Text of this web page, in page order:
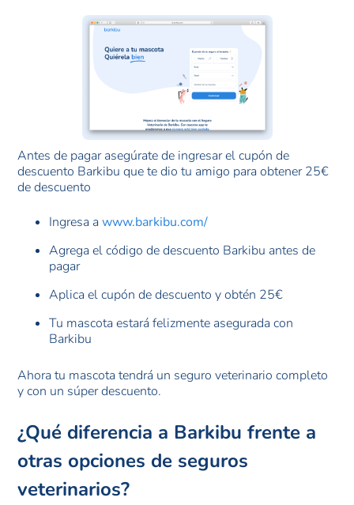
Antes de pagar asegúrate de ingresar el cupón de
descuento Barkibu que te dio tu amigo para obtener 25€
de descuento
Ingresa awww.barkibu.com/
Agrega el código de descuento Barkibu antes de
pagar
Aplica el cupón de descuento y obtén 25€
Tu mascota estará felizmente asegurada con
Barkibu
Ahora tu mascota tendrá un seguro veterinario completo
y con un súper descuento.
¿Qué diferencia a Barkibu frente a
otras opciones de seguros
veterinarios?